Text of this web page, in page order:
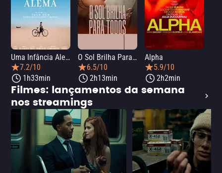
Uma Infância Alemã
7.2/10
1h33min
O Sol Brilha Para Todos
6.5/10
2h13min
Alpha
5.9/10
2h2min
Filmes: lançamentos da semana
nos streamings